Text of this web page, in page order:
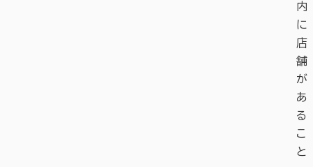
内
に
店
舗
が
あ
る
こ
と